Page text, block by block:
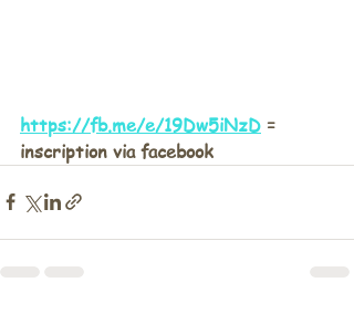
https://fb.me/e/19Dw5iNzD =
inscription via facebook